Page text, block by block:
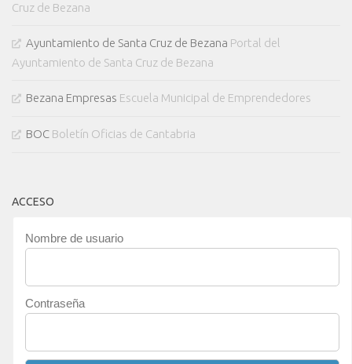
Cruz de Bezana
Ayuntamiento de Santa Cruz de Bezana Portal del
Ayuntamiento de Santa Cruz de Bezana
Bezana Empresas Escuela Municipal de Emprendedores
BOC Boletín Oficias de Cantabria
ACCESO
Nombre de usuario
Contraseña